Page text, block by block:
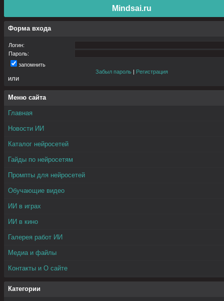
Mindsai.ru
Форма входа
Логин:
Пароль:
запомнить
Забыл пароль | Регистрация
или
Меню сайта
Главная
Новости ИИ
Каталог нейросетей
Гайды по нейросетям
Промпты для нейросетей
Обучающие видео
ИИ в играх
ИИ в кино
Галерея работ ИИ
Медиа и файлы
Контакты и О сайте
Категории